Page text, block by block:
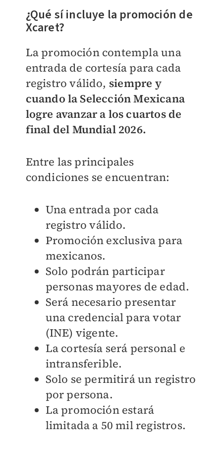
¿Qué sí incluye la promoción de
Xcaret?
La promoción contempla una
entrada de cortesía para cada
registro válido, siempre y
cuando la Selección Mexicana
logre avanzar a los cuartos de
final del Mundial 2026.
Entre las principales
condiciones se encuentran:
Una entrada por cada
registro válido.
Promoción exclusiva para
mexicanos.
Solo podrán participar
personas mayores de edad.
Será necesario presentar
una credencial para votar
(INE) vigente.
La cortesía será personal e
intransferible.
Solo se permitirá un registro
por persona.
La promoción estará
limitada a 50 mil registros.